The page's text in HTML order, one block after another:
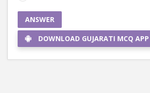
ANSWER
DOWNLOAD GUJARATI MCQ APP